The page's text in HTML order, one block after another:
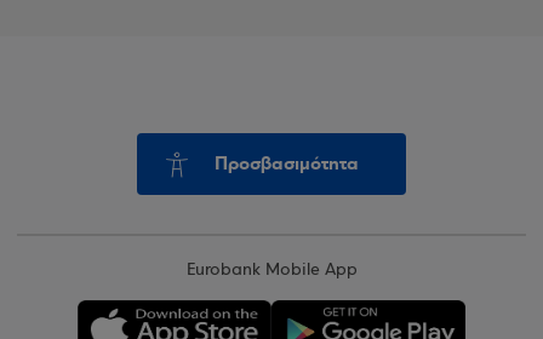
Προσβασιμότητα
Eurobank Mobile App